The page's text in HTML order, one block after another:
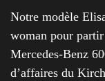
Notre modèle
woman pour
Mercedes-Benz
d’affaires du